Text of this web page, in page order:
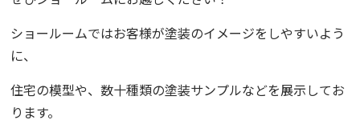
ショールームではお客様が塗装のイメージをしやすいよう
に、
住宅の模型や、数十種類の塗装サンプルなどを展示してお
ります。